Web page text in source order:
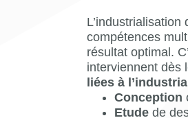
compétences
résultat optimal.
interviennent dès
liées à
Conception
Etude de